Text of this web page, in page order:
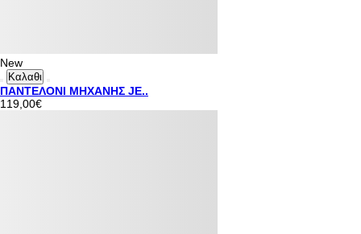
New
Καλαθι
ΠΑΝΤΕΛΟΝΙ ΜΗΧΑΝΗΣ JE..
119,00€